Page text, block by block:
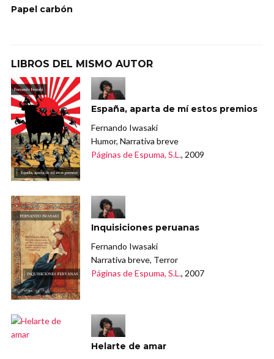
Papel carbón
LIBROS DEL MISMO AUTOR
España, aparta de mí estos premios
Fernando Iwasaki
Humor, Narrativa breve
Páginas de Espuma, S.L., 2009
Inquisiciones peruanas
Fernando Iwasaki
Narrativa breve, Terror
Páginas de Espuma, S.L., 2007
Helarte de amar